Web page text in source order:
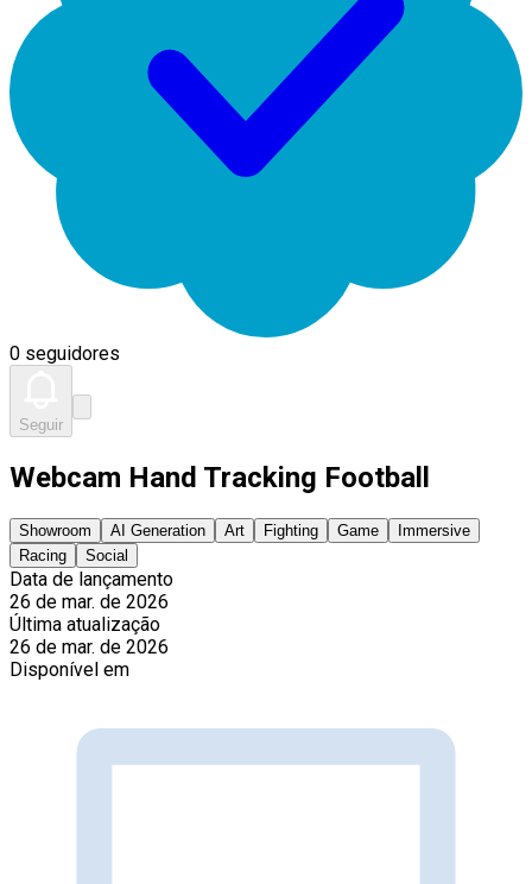
0 seguidores
Seguir
Webcam Hand Tracking Football
Showroom AI Generation Art Fighting Game
Immersive
Racing
Social
Data de lançamento
26 de mar. de 2026
Última atualização
26 de mar. de 2026
Disponível em